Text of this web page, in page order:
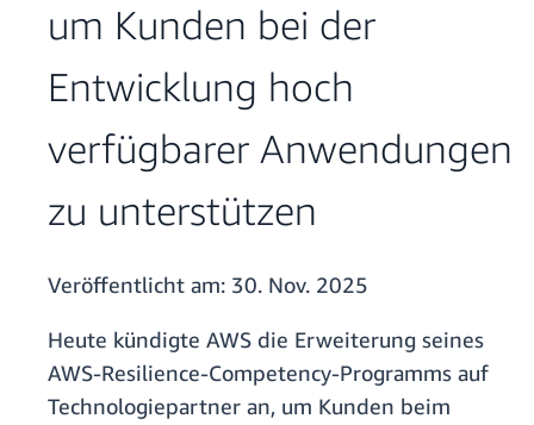
um Kunden bei der
Entwicklung hoch
verfügbarer Anwendungen
zu unterstützen
Veröffentlicht am: 30. Nov. 2025
Heute kündigte AWS die Erweiterung seines
AWS-Resilience-Competency-Programms auf
Technologiepartner an, um Kunden beim